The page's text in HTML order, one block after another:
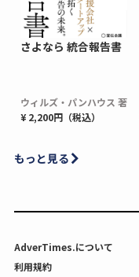
さよなら 統合報告書
ウィルズ・パンハウス 著
¥ 2,200円（税込）
もっと見る
AdverTimes.について
利用規約